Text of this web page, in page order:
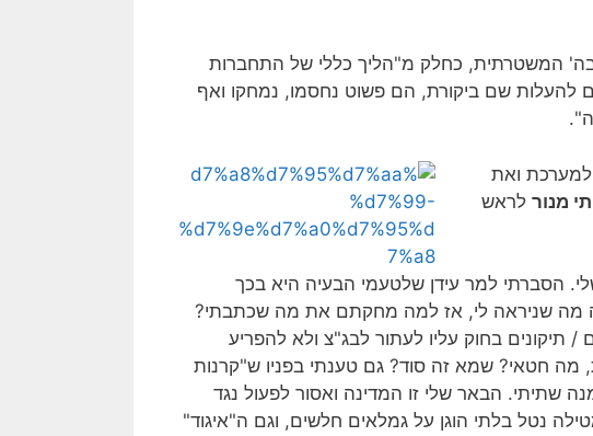
המשטרתית, כחלק מ"הליך כללי של התחברות
שם ביקורת, הם פשוט נחסמו, נמחקו ואף
ואת
מנור לראש
למר עידן שלטעמי הבעיה היא בכך
מה שניראה לי, אז למה מחקתם את מה שכתבתי?
תיקונים בחוק עליו לעתור לבג"צ ולא להפריע
מה חטאי? שמא זה סוד? גם טענתי בפניו ש"קרנות
שתיתי. הבאר שלי זו המדינה ואסור לפעול נגד
נטל בלתי הוגן על גמלאים חלשים, וגם ה"איגוד"